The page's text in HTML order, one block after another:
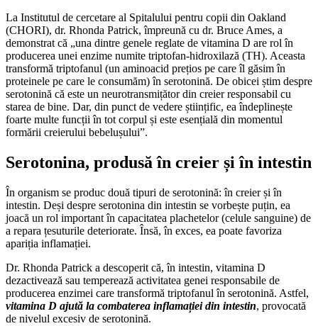
La Institutul de cercetare al Spitalului pentru copii din Oakland
(CHORI), dr. Rhonda Patrick, împreună cu dr. Bruce Ames, a
demonstrat că „una dintre genele reglate de vitamina D are rol în
producerea unei enzime numite triptofan-hidroxilază (TH). Aceasta
transformă triptofanul (un aminoacid prețios pe care îl găsim în
proteinele pe care le consumăm) în serotonină. De obicei știm despre
serotonină că este un neurotransmițător din creier responsabil cu
starea de bine. Dar, din punct de vedere științific, ea îndeplinește
foarte multe funcții în tot corpul și este esențială din momentul
formării creierului bebelușului”.
Serotonina, produsă în creier și în intestin
În organism se produc două tipuri de serotonină: în creier și în
intestin. Deși despre serotonina din intestin se vorbește puțin, ea
joacă un rol important în capacitatea plachetelor (celule sanguine) de
a repara țesuturile deteriorate. Însă, în exces, ea poate favoriza
apariția inflamației.
Dr. Rhonda Patrick a descoperit că, în intestin, vitamina D
dezactivează sau temperează activitatea genei responsabile de
producerea enzimei care transformă triptofanul în serotonină. Astfel,
vitamina D ajută la combaterea inflamației din intestin, provocată
de nivelul excesiv de serotonină.